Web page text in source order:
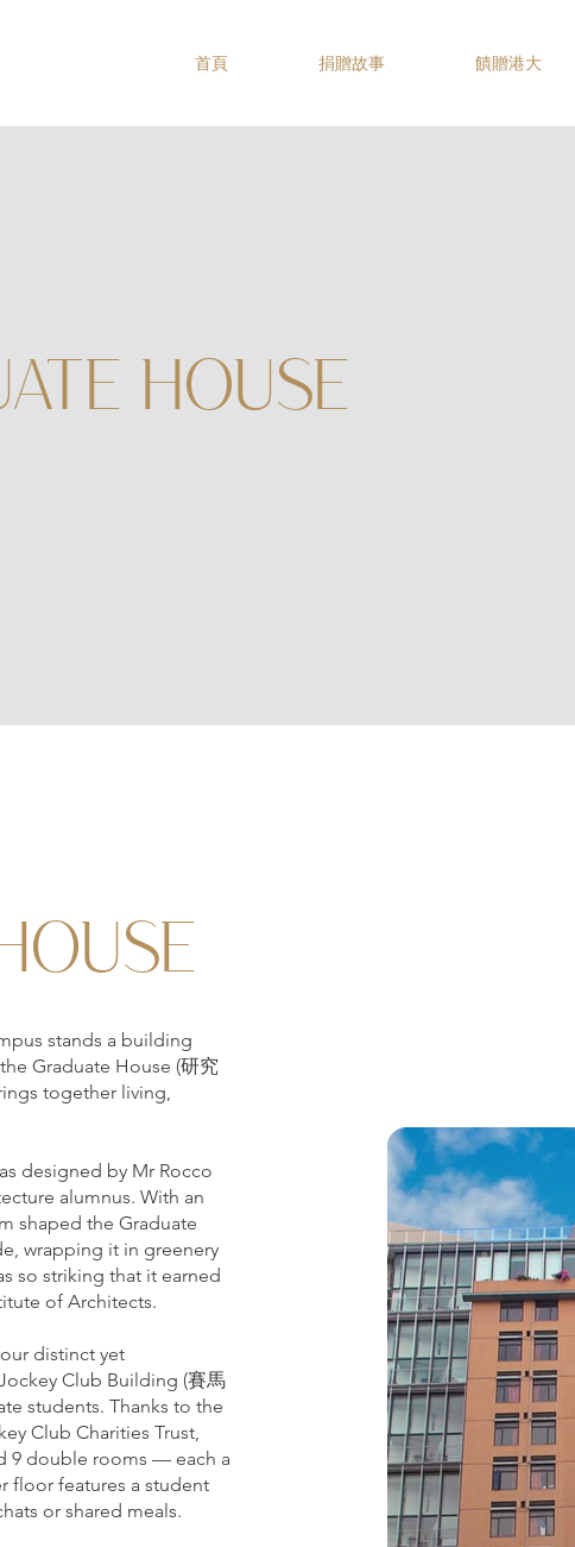
首頁 捐贈故事 饋贈港大
HOUSE
stands a building
Graduate House (研究
together living,
designed by Mr Rocco
alumnus. With an
shaped the Graduate
wrapping it in greenery
so striking that it earned
of Architects.
distinct yet
Club Building (賽馬
students. Thanks to the
Club Charities Trust,
9 double rooms — each a
floor features a student
or shared meals.